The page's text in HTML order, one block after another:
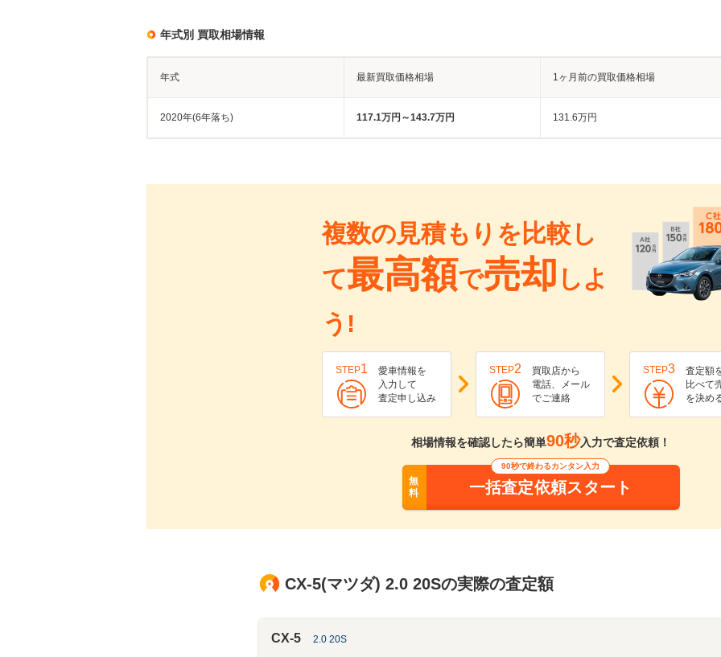
年式別 買取相場情報
年式 最新買取価格相場 1ヶ月前の買取価格相場
2020年(6年落ち) 117.1万円～143.7万円 131.6万円
複数の見積もりを比較し
て最高額で売却 しよ
う!
STEP1
愛車情報を
入力して
査定申し込み
STEP2
買取店から
電話、メール
でご連絡
STEP3
査定額
比べて
を決め
相場情報を確認したら簡単90秒入力で査定依頼！
無
料
90秒で終わるカンタン入力
一括査定依頼スタート
CX-5(マツダ) 2.0 20Sの実際の査定額
CX-5 2.0 20S